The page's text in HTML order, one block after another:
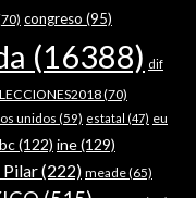
congreso (95)
(16388) dif
(70)
unidos (59) estatal (47) eu
(122) ine(129)
Pilar(222) meade(65)